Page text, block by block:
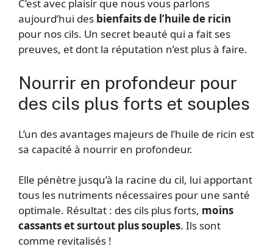
C’est avec plaisir que nous vous parlons
aujourd’hui des bienfaits de l’huile de ricin
pour nos cils. Un secret beauté qui a fait ses
preuves, et dont la réputation n’est plus à faire.
Nourrir en profondeur pour
des cils plus forts et souples
L’un des avantages majeurs de l’huile de ricin est
sa capacité à nourrir en profondeur.
Elle pénètre jusqu’à la racine du cil, lui apportant
tous les nutriments nécessaires pour une santé
optimale. Résultat : des cils plus forts, moins
cassants et surtout plus souples. Ils sont
comme revitalisés !